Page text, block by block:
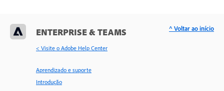
ENTERPRISE & TEAMS
< Visite o Adobe Help Center
Aprendizado e suporte
Introdução
^ Voltar ao início